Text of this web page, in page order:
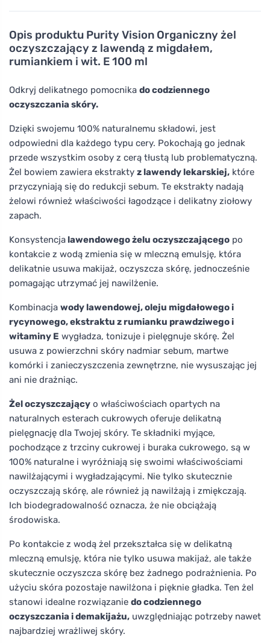
Opis produktu Purity Vision Organiczny żel
oczyszczający z lawendą z migdałem,
rumiankiem i wit. E 100 ml
Odkryj delikatnego pomocnika do codziennego
oczyszczania skóry.
Dzięki swojemu 100% naturalnemu składowi, jest
odpowiedni dla każdego typu cery. Pokochają go jednak
przede wszystkim osoby z cerą tłustą lub problematyczną.
Żel bowiem zawiera ekstrakty z lawendy lekarskiej, które
przyczyniają się do redukcji sebum. Te ekstrakty nadają
żelowi również właściwości łagodzące i delikatny ziołowy
zapach.
Konsystencja lawendowego żelu oczyszczającego po
kontakcie z wodą zmienia się w mleczną emulsję, która
delikatnie usuwa makijaż, oczyszcza skórę, jednocześnie
pomagając utrzymać jej nawilżenie.
Kombinacja wody lawendowej, oleju migdałowego i
rycynowego, ekstraktu z rumianku prawdziwego i
witaminy E wygładza, tonizuje i pielęgnuje skórę. Żel
usuwa z powierzchni skóry nadmiar sebum, martwe
komórki i zanieczyszczenia zewnętrzne, nie wysuszając jej
ani nie drażniąc.
Żel oczyszczający o właściwościach opartych na
naturalnych esterach cukrowych oferuje delikatną
pielęgnację dla Twojej skóry. Te składniki myjące,
pochodzące z trzciny cukrowej i buraka cukrowego, są w
100% naturalne i wyróżniają się swoimi właściwościami
nawilżającymi i wygładzającymi. Nie tylko skutecznie
oczyszczają skórę, ale również ją nawilżają i zmiękczają.
Ich biodegradowalność oznacza, że nie obciążają
środowiska.
Po kontakcie z wodą żel przekształca się w delikatną
mleczną emulsję, która nie tylko usuwa makijaż, ale także
skutecznie oczyszcza skórę bez żadnego podrażnienia. Po
użyciu skóra pozostaje nawilżona i pięknie gładka. Ten żel
stanowi idealne rozwiązanie do codziennego
oczyszczania i demakijażu, uwzględniając potrzeby nawet
najbardziej wrażliwej skóry.